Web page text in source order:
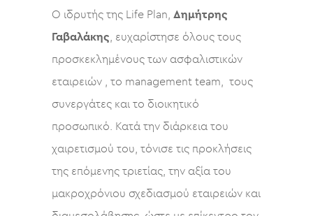
Ο ιδρυτής της Life Plan, Δημήτρης
Γαβαλάκης, ευχαρίστησε όλους τους
προσκεκλημένους των ασφαλιστικών
εταιρειών , το management team, τους
συνεργάτες και το διοικητικό
προσωπικό. Κατά την διάρκεια του
χαιρετισμού του, τόνισε τις προκλήσεις
της επόμενης τριετίας, την αξία του
μακροχρόνιου σχεδιασμού εταιρειών και